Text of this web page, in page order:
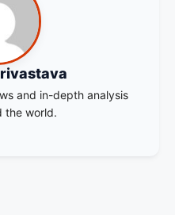
and in-depth analysis
the world.